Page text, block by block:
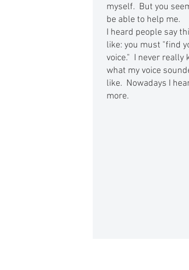
myself. But you
be able to help me.
I heard people say
like: you must "find
voice." I never really
what my voice
like. Nowadays I
more.